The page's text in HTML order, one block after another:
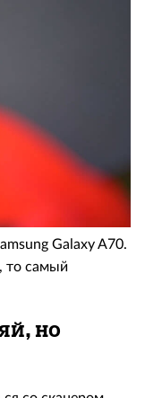
Galaxy A70.
то самый
но